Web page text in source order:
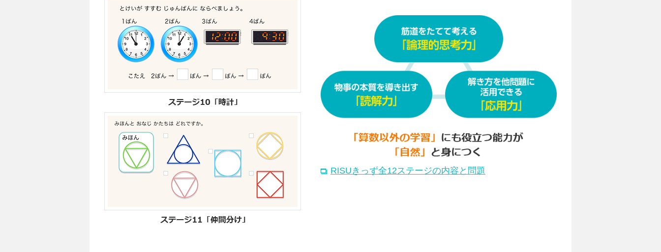
RISUきっず全12ステージの内容と問題